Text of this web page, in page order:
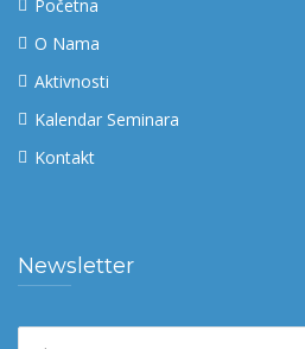
Početna
O Nama
Aktivnosti
Kalendar Seminara
Kontakt
Newsletter